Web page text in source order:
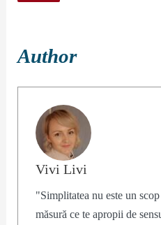
Author
Vivi Livi
"Simplitatea nu este un
măsură ce te apropii de